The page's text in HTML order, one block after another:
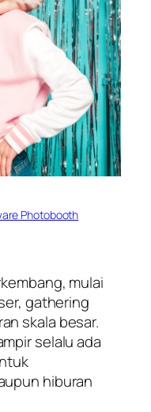
Photobooth
mulai
gathering
skala besar.
selalu ada
hiburan